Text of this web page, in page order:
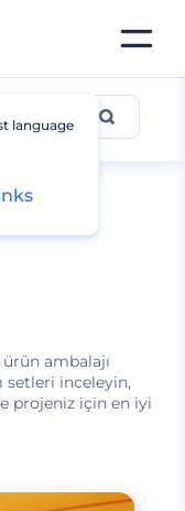
ambalajı
setleri inceleyin,
projeniz için en iyi
language